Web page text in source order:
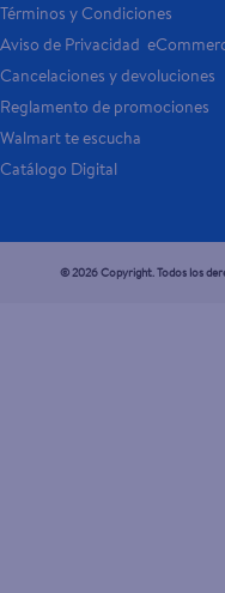
Términos y Condiciones
Aviso de Privacidad
Cancelaciones y devoluciones
Reglamento de promociones
Walmart te escucha
Catálogo Digital
© 2026 Copyright. Todos los